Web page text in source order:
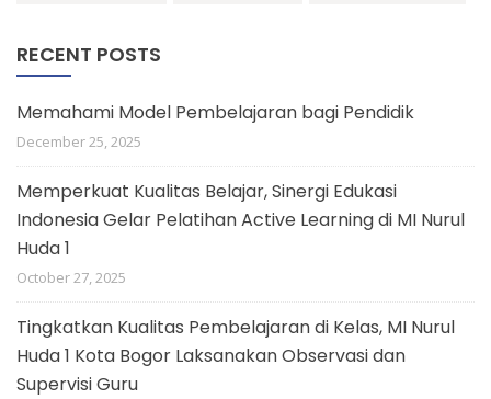
RECENT POSTS
Memahami Model Pembelajaran bagi Pendidik
December 25, 2025
Memperkuat Kualitas Belajar, Sinergi Edukasi
Indonesia Gelar Pelatihan Active Learning di MI Nurul
Huda 1
October 27, 2025
Tingkatkan Kualitas Pembelajaran di Kelas, MI Nurul
Huda 1 Kota Bogor Laksanakan Observasi dan
Supervisi Guru